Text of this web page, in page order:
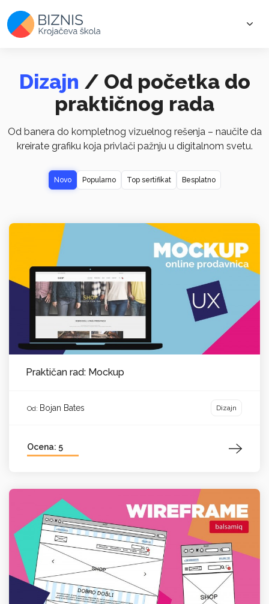
Dizajn / Od početka do
praktičnog rada
Od banera do kompletnog vizuelnog rešenja – naučite da
kreirate grafiku koja privlači pažnju u digitalnom svetu.
Novo Popularno Top sertifikat Besplatno
Praktičan rad: Mockup
Od: Bojan Bates Dizajn
Ocena: 5